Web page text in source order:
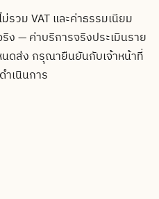
ม่รวม VAT และค่าธรรมเนียม
ง — ค่าบริการจริงประเมินราย
นดส่ง กรุณายืนยันกับเจ้าหน้าที่
เนินการ